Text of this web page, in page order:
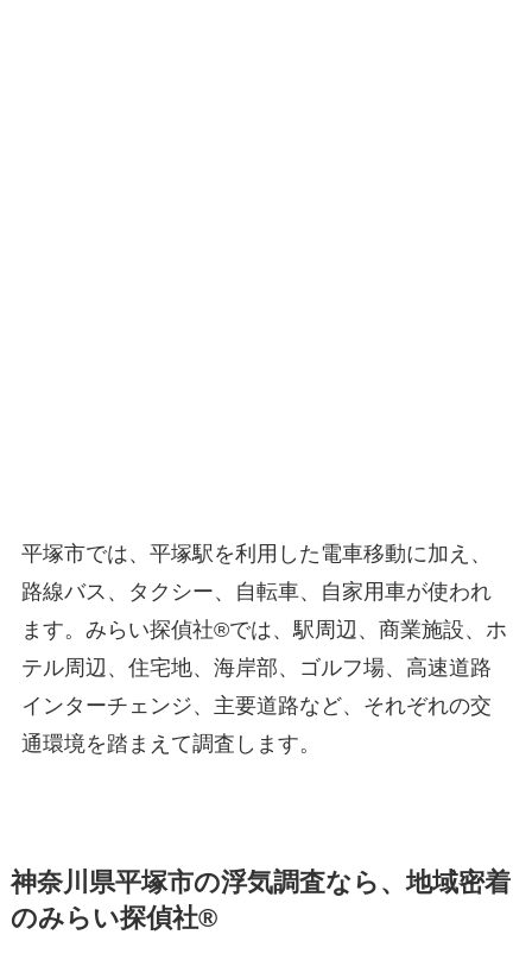
平塚市では、平塚駅を利用した電車移動に加え、
路線バス、タクシー、自転車、自家用車が使われ
ます。みらい探偵社®︎では、駅周辺、商業施設、ホ
テル周辺、住宅地、海岸部、ゴルフ場、高速道路
インターチェンジ、主要道路など、それぞれの交
通環境を踏まえて調査します。
神奈川県平塚市の浮気調査なら、地域密着
のみらい探偵社®︎